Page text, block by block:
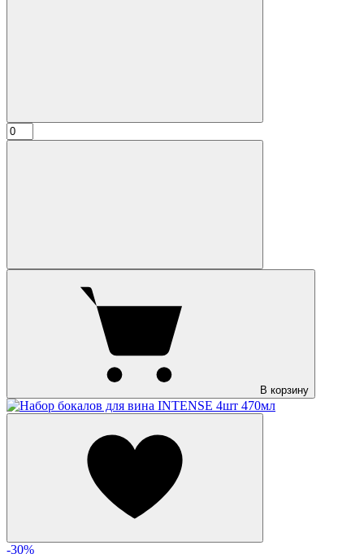
В корзину
-30%